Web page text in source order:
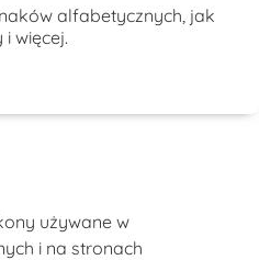
alfabetycznych, jak
więcej.
używane w
i na stronach